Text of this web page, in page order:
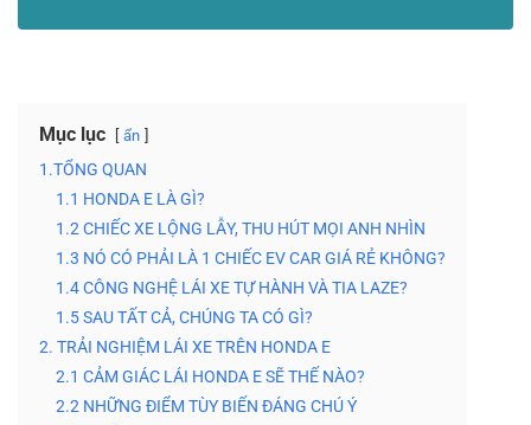
Mục lục ẩn
1.TỔNG QUAN
1.1 HONDA E LÀ GÌ?
1.2 CHIẾC XE LỘNG LẪY, THU HÚT MỌI ANH NHÌN
1.3 NÓ CÓ PHẢI LÀ 1 CHIẾC EV CAR GIÁ RẺ KHÔNG?
1.4 CÔNG NGHỆ LÁI XE TỰ HÀNH VÀ TIA LAZE?
1.5 SAU TẤT CẢ, CHÚNG TA CÓ GÌ?
2. TRẢI NGHIỆM LÁI XE TRÊN HONDA E
2.1 CẢM GIÁC LÁI HONDA E SẼ THẾ NÀO?
2.2 NHỮNG ĐIỂM TÙY BIẾN ĐÁNG CHÚ Ý